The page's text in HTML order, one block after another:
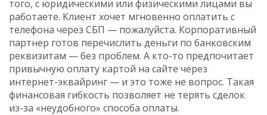
того, с юридическими или физическими лицами вы
работаете. Клиент хочет мгновенно оплатить с
телефона через СБП — пожалуйста. Корпоративный
партнер готов перечислить деньги по банковским
реквизитам — без проблем. А кто-то предпочитает
привычную оплату картой на сайте через
интернет-эквайринг — и это тоже не вопрос. Такая
финансовая гибкость позволяет не терять сделок
из-за «неудобного» способа оплаты.